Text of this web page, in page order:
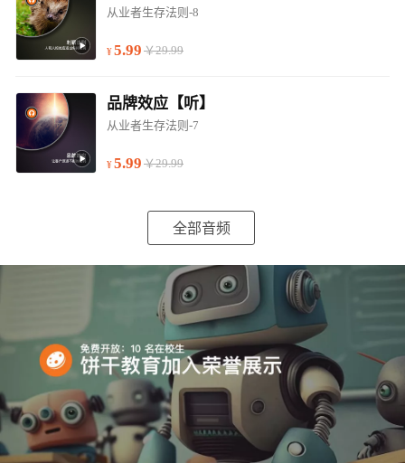
从业者生存法则-8
5.99 ￥29.99
品牌效应【听】
从业者生存法则-7
5.99 ￥29.99
全部音频